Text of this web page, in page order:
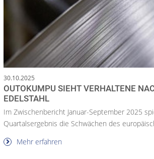
30.10.2025
OUTOKUMPU SIEHT VERHALTENE
EDELSTAHL
Im Zwischenbericht Januar-September 2025
Quartalsergebnis die Schwächen des
Mehr erfahren